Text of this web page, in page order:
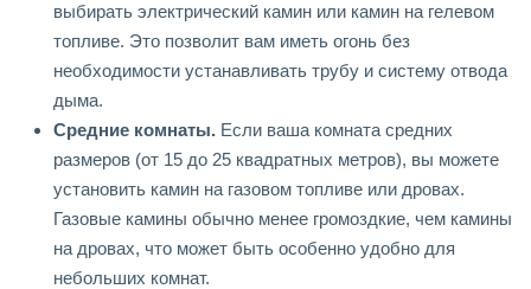
выбирать электрический камин или камин на гелевом
топливе. Это позволит вам иметь огонь без
необходимости устанавливать трубу и систему отвода
дыма.
Средние комнаты. Если ваша комната средних
размеров (от 15 до 25 квадратных метров), вы можете
установить камин на газовом топливе или дровах.
Газовые камины обычно менее громоздкие, чем камины
на дровах, что может быть особенно удобно для
небольших комнат.